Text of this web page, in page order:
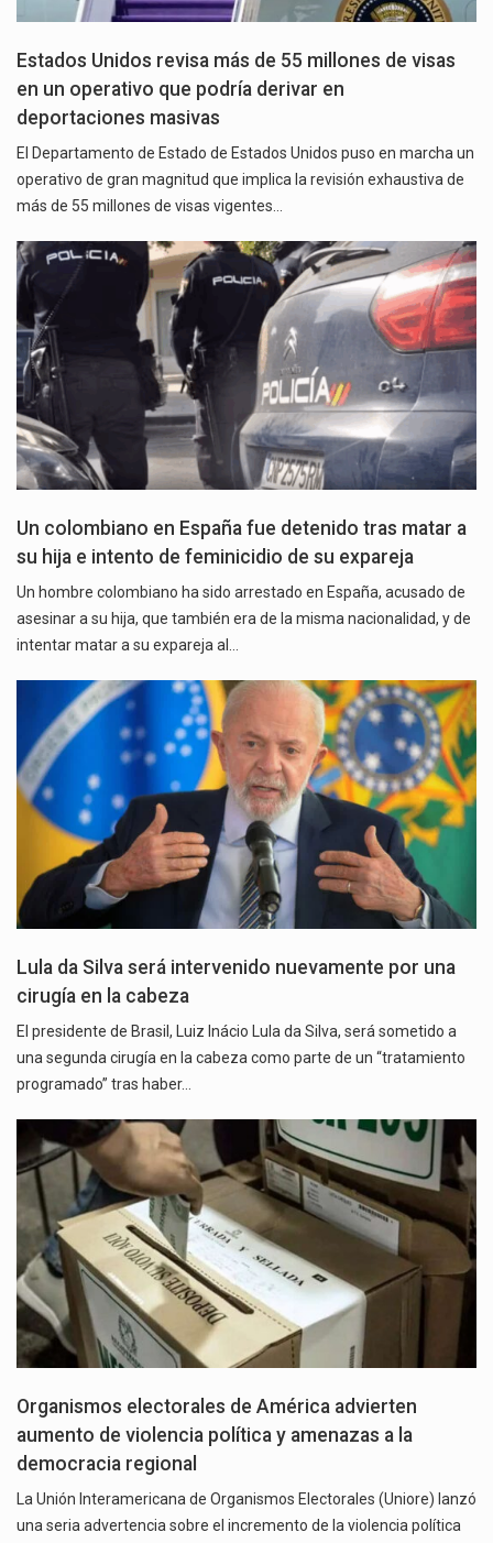
Estados Unidos revisa más de 55 millones de visas
en un operativo que podría derivar en
deportaciones masivas
El Departamento de Estado de Estados Unidos puso en marcha un
operativo de gran magnitud que implica la revisión exhaustiva de
más de 55 millones de visas vigentes…
Un colombiano en España fue detenido tras matar a
su hija e intento de feminicidio de su expareja
Un hombre colombiano ha sido arrestado en España, acusado de
asesinar a su hija, que también era de la misma nacionalidad, y de
intentar matar a su expareja al…
Lula da Silva será intervenido nuevamente por una
cirugía en la cabeza
El presidente de Brasil, Luiz Inácio Lula da Silva, será sometido a
una segunda cirugía en la cabeza como parte de un “tratamiento
programado” tras haber…
Organismos electorales de América advierten
aumento de violencia política y amenazas a la
democracia regional
La Unión Interamericana de Organismos Electorales (Uniore) lanzó
una seria advertencia sobre el incremento de la violencia política